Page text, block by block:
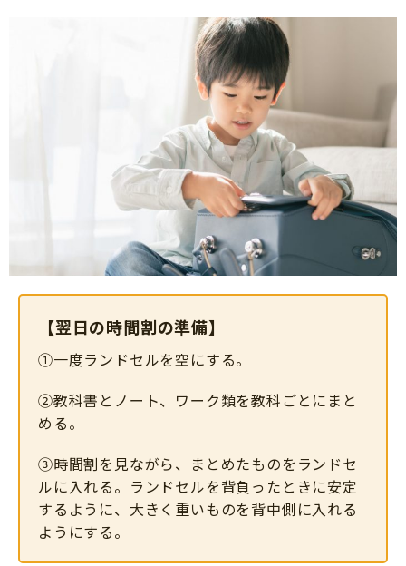
【翌日の時間割の準備】
①一度ランドセルを空にする。
②教科書とノート、ワーク類を教科ごとにまと
める。
③時間割を見ながら、まとめたものをランドセ
ルに入れる。ランドセルを背負ったときに安定
するように、大きく重いものを背中側に入れる
ようにする。